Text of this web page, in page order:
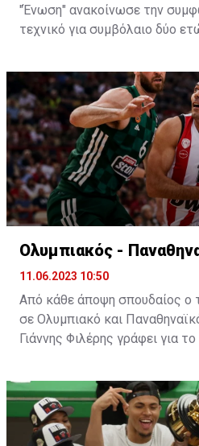
"Ένωση" ανακοίνωσε την
τεχνικό για συμβόλαιο δύο
τα είχαν βρει.
Ο Πλάθα αποτελεί ένα από
τεχνικών που θα καθίσει
Έχει ένα βαρύ βιογραφικό με
στους πάγκους της Ρεάλ και
ισπανική φιλοσοφία την
εφαρμόσει στους
Ολυμπιακός -
11.06.2023 10:50
Από κάθε άποψη σπουδαίος ο
σε Ολυμπιακό και
Γιάννης Φιλέρης γράφει για
Πράξη τρίτη απόψε το βράδυ
Basket League (21:15, ΕΡΤ3
και όσοι προέβλεπαν ένα
Ολυμπιακό, έχουν ήδη